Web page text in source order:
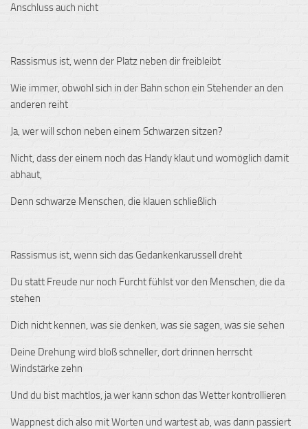
Anschluss auch nicht
Rassismus ist, wenn der Platz neben dir freibleibt
Wie immer, obwohl sich in der Bahn schon ein Stehender an den
anderen reiht
Ja, wer will schon neben einem Schwarzen sitzen?
Nicht, dass der einem noch das Handy klaut und womöglich damit
abhaut,
Denn schwarze Menschen, die klauen schließlich
Rassismus ist, wenn sich das Gedankenkarussell dreht
Du statt Freude nur noch Furcht fühlst vor den Menschen, die da
stehen
Dich nicht kennen, was sie denken, was sie sagen, was sie sehen
Deine Drehung wird bloß schneller, dort drinnen herrscht
Windstärke zehn
Und du bist machtlos, ja wer kann schon das Wetter kontrollieren
Wappnest dich also mit Worten und wartest ab, was dann passiert